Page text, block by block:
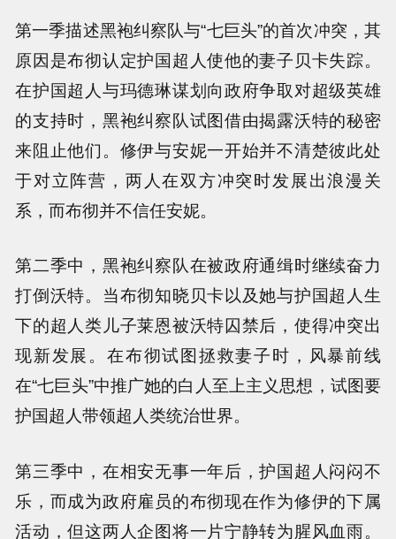
第一季描述黑袍纠察队与“七巨头”的首次冲突，其
原因是布彻认定护国超人使他的妻子贝卡失踪。
在护国超人与玛德琳谋划向政府争取对超级英雄
的支持时，黑袍纠察队试图借由揭露沃特的秘密
来阻止他们。修伊与安妮一开始并不清楚彼此处
于对立阵营，两人在双方冲突时发展出浪漫关
系，而布彻并不信任安妮。
第二季中，黑袍纠察队在被政府通缉时继续奋力
打倒沃特。当布彻知晓贝卡以及她与护国超人生
下的超人类儿子莱恩被沃特囚禁后，使得冲突出
现新发展。在布彻试图拯救妻子时，风暴前线
在“七巨头”中推广她的白人至上主义思想，试图要
护国超人带领超人类统治世界。
第三季中，在相安无事一年后，护国超人闷闷不
乐，而成为政府雇员的布彻现在作为修伊的下属
活动，但这两人企图将一片宁静转为腥风血雨。